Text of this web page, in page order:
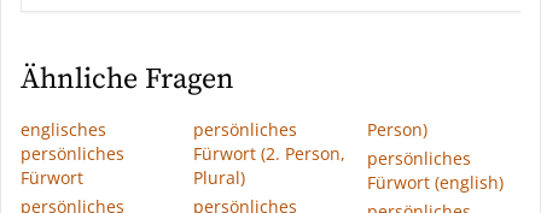
Ähnliche Fragen
englisches
persönliches
Fürwort
persönliches
persönliches
Fürwort (2. Person,
Plural)
persönliches
Person)
persönliches
Fürwort (english)